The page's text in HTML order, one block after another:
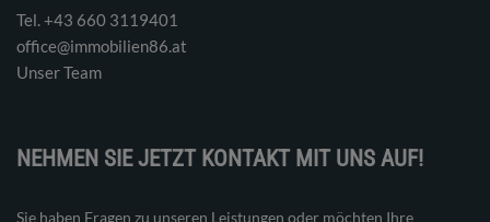
Tel. ‭+43 660 3119401‬
office@immobilien86.at
Unser Team
NEHMEN SIE JETZT KONTAKT MIT UNS AUF!
Sie haben Fragen zu unseren Leistungen oder möchten Ihre